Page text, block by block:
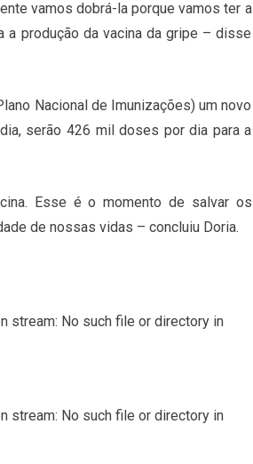
vamos dobrá-la porque vamos ter a
a produção da vacina da gripe – disse
Nacional de Imunizações) um novo
serão 426 mil doses por dia para a
Esse é o momento de salvar os
de nossas vidas – concluiu Doria.
stream: No such file or directory in
stream: No such file or directory in